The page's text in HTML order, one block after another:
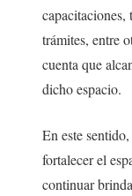
capacitaciones,
trámites, entre
cuenta que
dicho espacio.
En este
fortalecer el
continuar